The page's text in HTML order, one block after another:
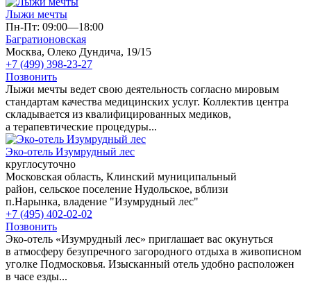
Лыжи мечты
Пн-Пт: 09:00—18:00
Багратионовская
Москва, Олеко Дундича, 19/15
+7 (499) 398-23-27
Позвонить
Лыжи мечты ведет свою деятельность согласно мировым
стандартам качества медицинских услуг. Коллектив центра
складывается из квалифицированных медиков,
а терапевтические процедуры...
Эко-отель Изумрудный лес
круглосуточно
Московская область, Клинский муниципальный
район, сельское поселение Нудольское, вблизи
п.Нарынка, владение "Изумрудный лес"
+7 (495) 402-02-02
Позвонить
Эко-отель «Изумрудный лес» приглашает вас окунуться
в атмосферу безупречного загородного отдыха в живописном
уголке Подмосковья. Изысканный отель удобно расположен
в часе езды...